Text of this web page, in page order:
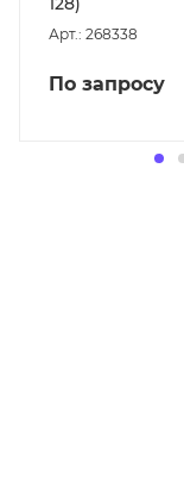
Арт.: 268338
По запросу